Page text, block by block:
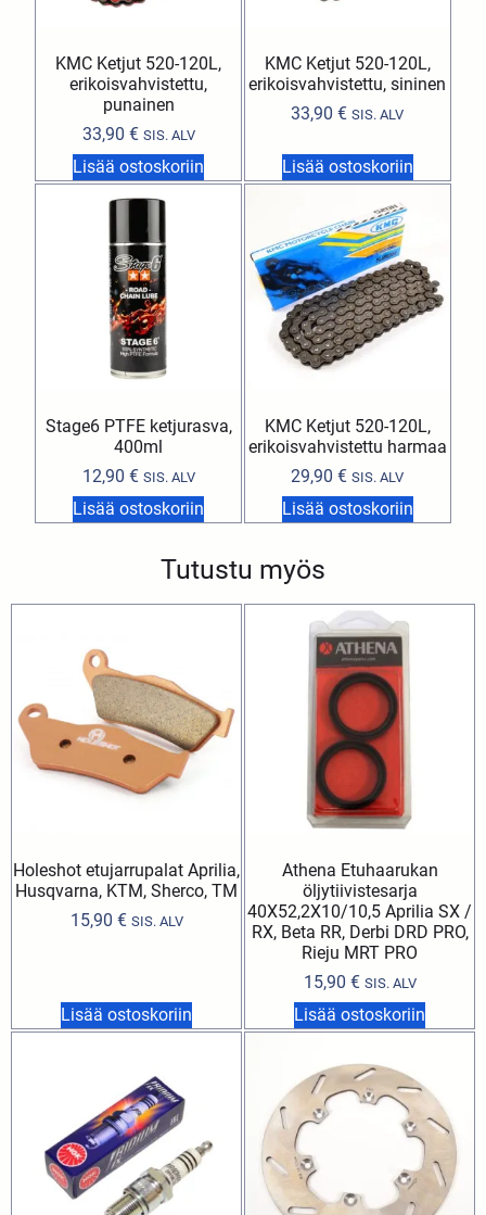
KMC Ketjut 520-120L,
erikoisvahvistettu,
punainen
33,90 € SIS. ALV
Lisää ostoskoriin
KMC Ketjut 520-120L,
erikoisvahvistettu, sininen
33,90€ SIS. ALV
Lisää ostoskoriin
Stage6 PTFE ketjurasva,
400ml
12,90 € SIS. ALV
Lisää ostoskoriin
KMC Ketjut 520-120L,
erikoisvahvistettu harmaa
29,90€ SIS. ALV
Lisää ostoskoriin
Tutustu myös
Holeshot etujarrupalat Aprilia,
Husqvarna, KTM, Sherco, TM
15,90 € SIS. ALV
Lisää ostoskoriin
Athena Etuhaarukan
öljytiivistesarja
40X52,2X10/10,5 Aprilia SX /
RX, Beta RR, Derbi DRD PRO,
Rieju MRT PRO
15,90 € SIS. ALV
Lisää ostoskoriin